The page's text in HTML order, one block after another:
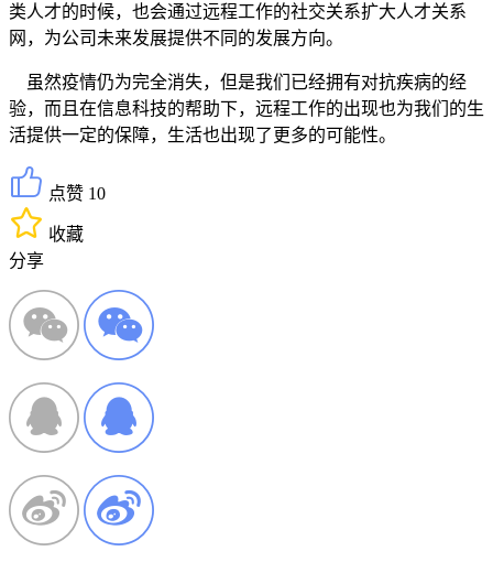
类人才的时候，也会通过远程工作的社交关系扩大人才关系
网，为公司未来发展提供不同的发展方向。
虽然疫情仍为完全消失，但是我们已经拥有对抗疾病的经
验，而且在信息科技的帮助下，远程工作的出现也为我们的生
活提供一定的保障，生活也出现了更多的可能性。
点赞 10
收藏
分享